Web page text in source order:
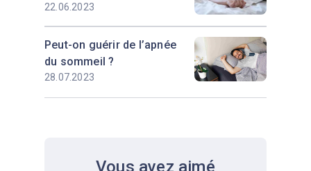
Peut-on guérir de l’apnée
du sommeil ?
22.06.2023
28.07.2023
Vous avez aimé